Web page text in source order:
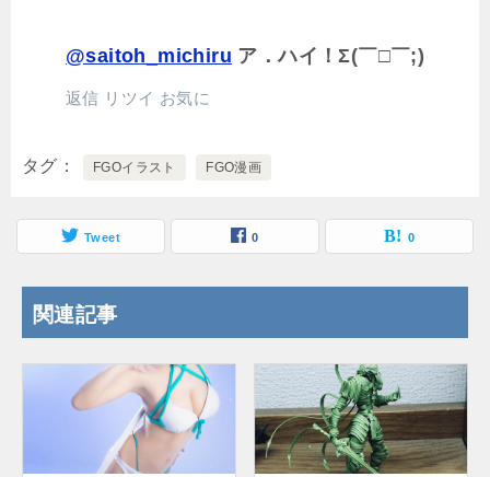
@saitoh_michiru ア．ハイ！Σ(￣□￣;)
返信 リツイ お気に
タグ FGOイラスト FGO漫画
Tweet 0 0
関連記事